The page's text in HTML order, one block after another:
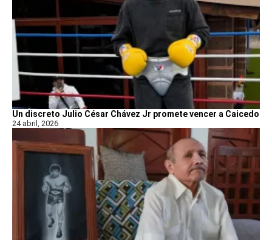
Un discreto Julio César Chávez Jr promete vencer a Caicedo
24 abril, 2026